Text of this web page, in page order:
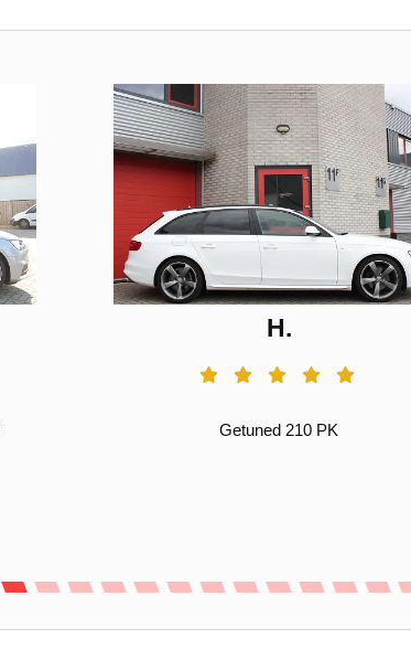
H.
Getuned 210 PK